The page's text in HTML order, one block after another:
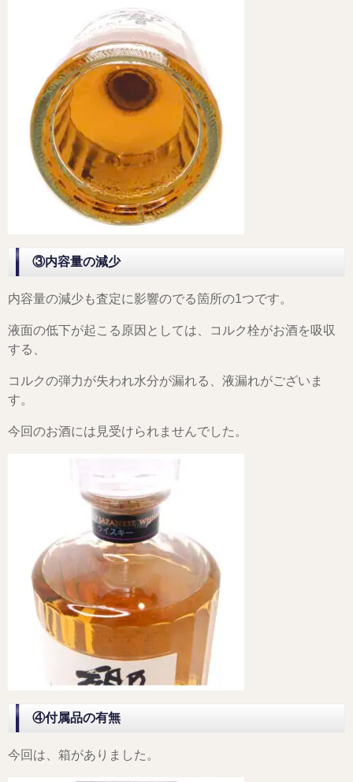
③内容量の減少
内容量の減少も査定に影響のでる箇所の1つです。
液面の低下が起こる原因としては、コルク栓がお酒を吸収
する、
コルクの弾力が失われ水分が漏れる、液漏れがございま
す。
今回のお酒には見受けられませんでした。
④付属品の有無
今回は、箱がありました。